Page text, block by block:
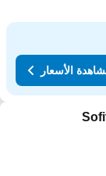
الأسعار